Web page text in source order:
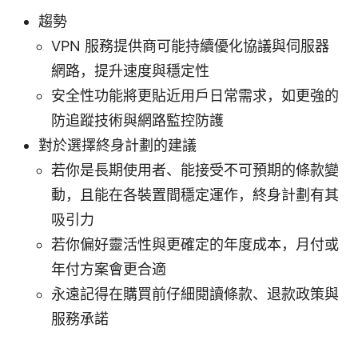
趨勢
VPN 服務提供商可能持續優化協議與伺服器
網路，提升速度與穩定性
安全性功能將更貼近用戶日常需求，如更強的
防追蹤技術與網路監控防護
對於選擇終身計劃的建議
若你是長期使用者、能接受不可預期的條款變
動，且能在各裝置間穩定運作，終身計劃有其
吸引力
若你偏好靈活性與更確定的年度成本，月付或
年付方案會更合適
永遠記得在購買前仔細閱讀條款、退款政策與
服務承諾